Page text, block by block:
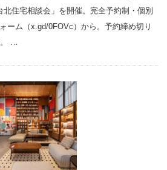
北住宅相談会」を開催。完全予約制・個別
ーム（x.gd/0FOVc）から。予約締め切り
。 …